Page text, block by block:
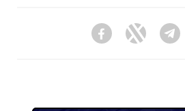
FacebookTwitter